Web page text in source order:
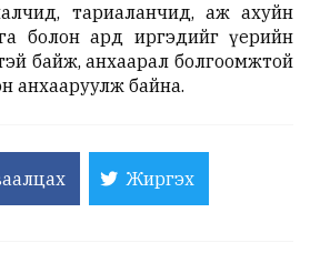
тариаланчид, аж ахуйн
болон ард иргэдийг үерийн
байж, анхаарал болгоомжтой
анхааруулж байна.
Жиргэх